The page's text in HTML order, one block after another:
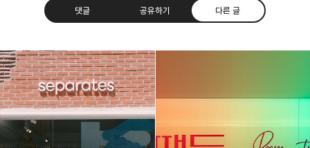
댓글 공유하기 다른 글
레이니아
다방면의 깊은 관심과 얕은 이해도를 갖춘 보편적
비주류이자 진화하는 영원한 주변인.
구독하기 카카오톡